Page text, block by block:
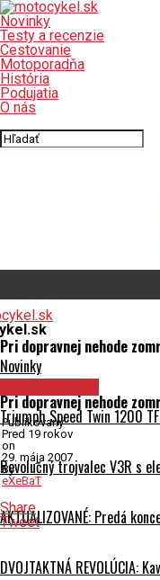
Novinky
Testy a recenzie
Cestovanie
Motoporadňa
História
Podujatia
O nás
Pri dopravnej nehode
Novinky
Triumph Speed Twin 1200
Revolučný trojvalec V3R s
AKTUALIZOVANÉ: Predá
DVOJTAKTNÁ
Pri dopravnej nehode
Publikovaný
Pred 19 rokov
on
29. mája 2007
By
eXeBaT
Share
Tweet